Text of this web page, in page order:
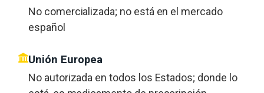
No comercializada; no está en el mercado
español
Unión Europea
No autorizada en todos los Estados; donde lo